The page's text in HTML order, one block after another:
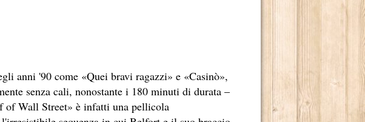
MESE DI SETTEMBRE 2013.
MESE DI DICEMBRE 2013.
anni '90 come «Quei bravi ragazzi» e «Casinò»,
senza cali, nonostante i 180 minuti di durata –
of Wall Street» è infatti una pellicola